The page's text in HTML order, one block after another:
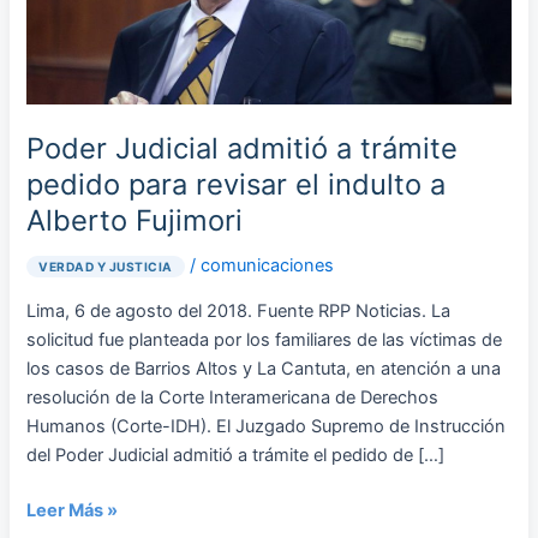
Poder Judicial admitió a trámite
pedido para revisar el indulto a
Alberto Fujimori
VERDAD Y JUSTICIA / comunicaciones
Lima, 6 de agosto del 2018. Fuente RPP Noticias. La
solicitud fue planteada por los familiares de las víctimas de
los casos de Barrios Altos y La Cantuta, en atención a una
resolución de la Corte Interamericana de Derechos
Humanos (Corte-IDH). El Juzgado Supremo de Instrucción
del Poder Judicial admitió a trámite el pedido de […]
el
indulto
a
Alberto
Fujimori
Leer Más »